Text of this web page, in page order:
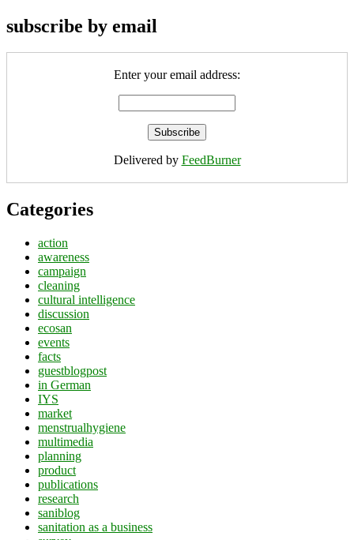
subscribe by email
Enter your email address:
Delivered by FeedBurner
Categories
action
awareness
campaign
cleaning
cultural intelligence
discussion
ecosan
events
facts
guestblogpost
in German
IYS
market
menstrualhygiene
multimedia
planning
product
publications
research
saniblog
sanitation as a business